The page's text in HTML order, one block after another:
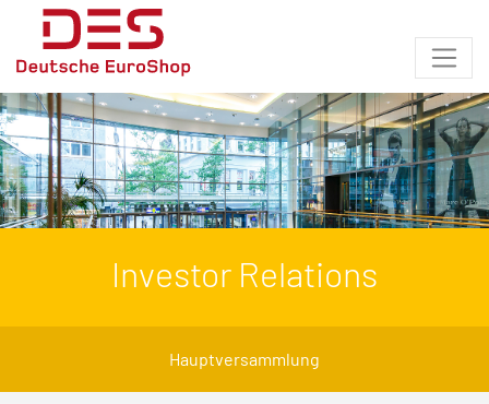
Investor Relations
Hauptversammlung